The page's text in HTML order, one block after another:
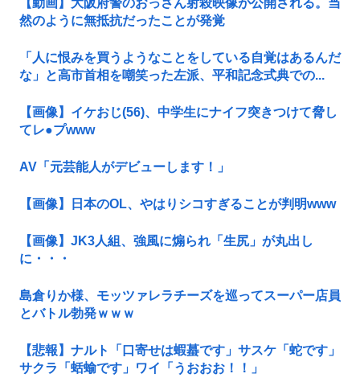
然のように無抵抗だったことが発覚
「人に恨みを買うようなことをしている自覚はあるんだ
な」と高市首相を嘲笑った左派、平和記念式典での...
【画像】イケおじ(56)、中学生にナイフ突きつけて脅し
てレ●プwww
AV「元芸能人がデビューします！」
【画像】日本のOL、やはりシコすぎることが判明www
【画像】JK3人組、強風に煽られ「生尻」が丸出し
に・・・
島倉りか様、モッツァレラチーズを巡ってスーパー店員
とバトル勃発ｗｗｗ
【悲報】ナルト「口寄せは蝦蟇です」サスケ「蛇です」
サクラ「蛞蝓です」ワイ「うおおお！！」